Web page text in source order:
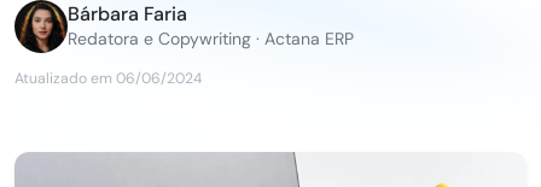
Bárbara Faria
Redatora e Copywriting · Actana ERP
Atualizado em 06/06/2024